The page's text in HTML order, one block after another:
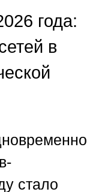
года:
в
стало